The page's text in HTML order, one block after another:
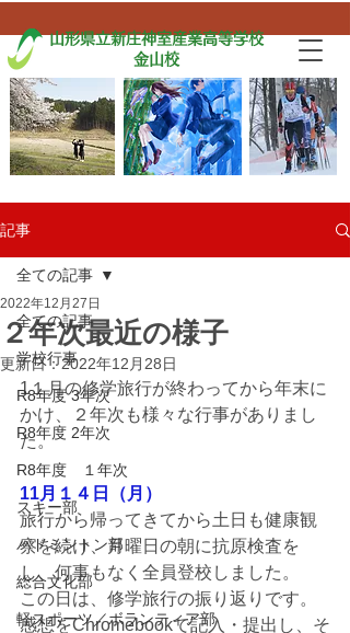
山形県立新庄神室産業高等学校
金山校
記事
全ての記事
学校行事
R8年度 3年次
R8年度 2年次
R8年度 １年次
スキー部
バドミントン部
総合文化部
軽スポーツ／ボランティア部
全ての記事
２年次最近の様子
2022年12月27日
更新日：2022年12月28日
1１月の修学旅行が終わってから年末に
かけ、２年次も様々な行事がありまし
た。
11月１４日（月）
旅行から帰ってきてから土日も健康観
察を続け、月曜日の朝に抗原検査を
し、何事もなく全員登校しました。
この日は、修学旅行の振り返りです。
感想をChromebookで記入・提出し、そ